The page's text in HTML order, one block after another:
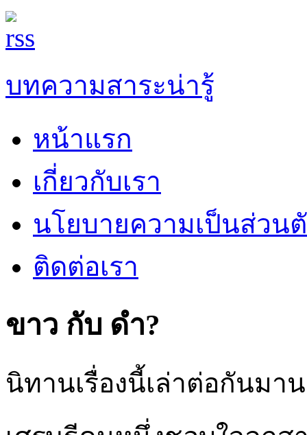
บทความสาระน่ารู้
หน้าแรก
เกี่ยวกับเรา
นโยบายความเป็นส่วน
ติดต่อเรา
ขาว กับ ดำ?
นิทานเรื่องนี้เล่าต่อกันมา